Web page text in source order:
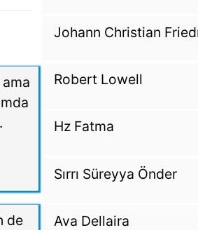
de
Johann Christian
Robert Lowell
Hz Fatma
Sırrı Süreyya Önder
Ava Dellaira